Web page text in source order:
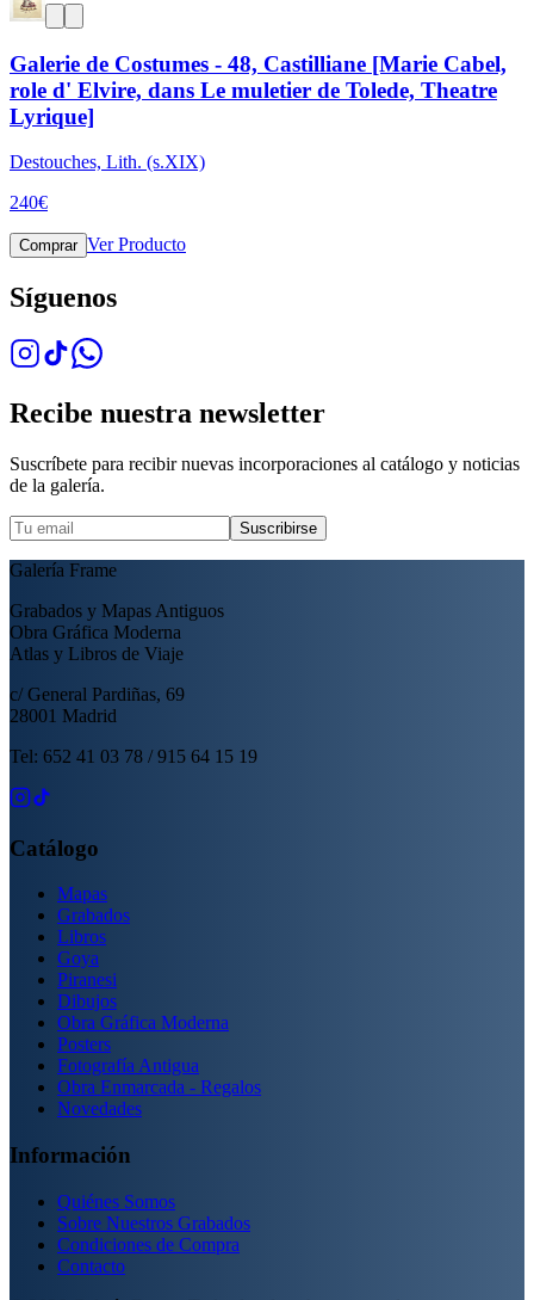
Galerie de Costumes - 48, Castilliane [Marie Cabel,
role d' Elvire, dans Le muletier de Tolede, Theatre
Lyrique]
Destouches, Lith. (s.XIX)
240€
Comprar Ver Producto
Síguenos
Recibe nuestra newsletter
Suscríbete para recibir nuevas incorporaciones al catálogo y noticias
de la galería.
Suscribirse
Galería Frame
Grabados y Mapas Antiguos
Obra Gráfica Moderna
Atlas y Libros de Viaje
c/ General Pardiñas, 69
28001 Madrid
Tel: 652 41 03 78 / 915 64 15 19
Catálogo
Mapas
Grabados
Libros
Goya
Piranesi
Dibujos
Obra Gráfica Moderna
Posters
Fotografía Antigua
Obra Enmarcada - Regalos
Novedades
Información
Quiénes Somos
Sobre Nuestros Grabados
Condiciones de Compra
Contacto